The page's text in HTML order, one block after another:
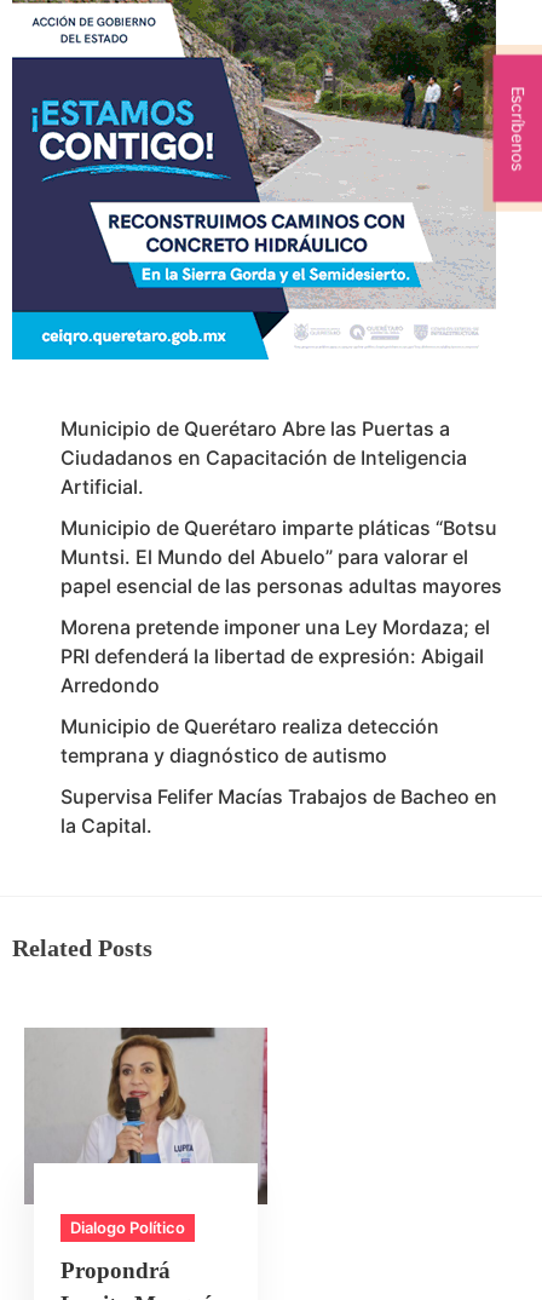
Municipio de Querétaro Abre las Puertas a
Ciudadanos en Capacitación de Inteligencia
Artificial.
Municipio de Querétaro imparte pláticas “Botsu
Muntsi. El Mundo del Abuelo” para valorar el
papel esencial de las personas adultas mayores
Morena pretende imponer una Ley Mordaza; el
PRI defenderá la libertad de expresión: Abigail
Arredondo
Municipio de Querétaro realiza detección
temprana y diagnóstico de autismo
Supervisa Felifer Macías Trabajos de Bacheo en
la Capital.
Related Posts
Dialogo Político
Propondrá
Escríbenos